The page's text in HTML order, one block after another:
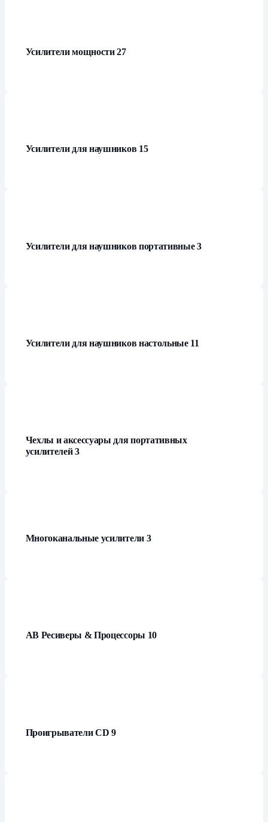
Усилители мощности27
Усилители для наушников 15
Усилители для наушников портативные3
Усилители для наушников настольные 11
Чехлы и аксессуары для портативных
усилителей3
Многоканальные усилители 3
АВ Ресиверы & Процессоры 10
Проигрыватели СD9